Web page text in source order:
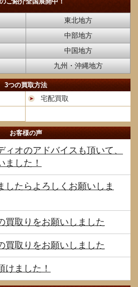
東北地方
中部地方
中国地方
九州・沖縄地方
3つの買取方法
宅配買取
お客様の声
ィオのアドバイスも頂いて、
ました！
したらよろしくお願いしま
買取りをお願いしました
買取りをお願いしました
けました！